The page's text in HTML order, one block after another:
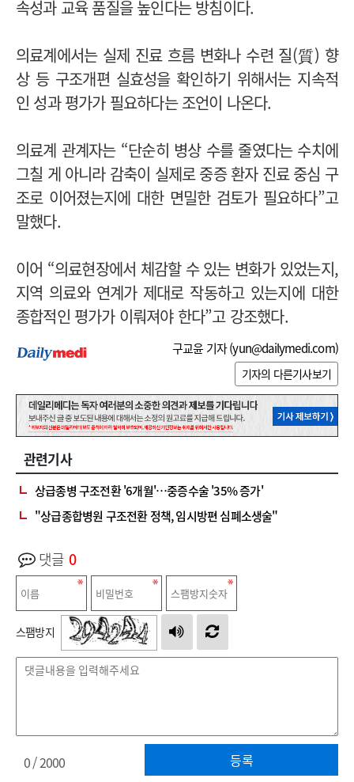
속성과 교육 품질을 높인다는 방침이다.
의료계에서는 실제 진료 흐름 변화나 수련 질(質) 향
상 등 구조개편 실효성을 확인하기 위해서는 지속적
인 성과 평가가 필요하다는 조언이 나온다.
의료계 관계자는 “단순히 병상 수를 줄였다는 수치에
그칠 게 아니라 감축이 실제로 중증 환자 진료 중심 구
조로 이어졌는지에 대한 면밀한 검토가 필요하다”고
말했다.
이어 “의료현장에서 체감할 수 있는 변화가 있었는지,
지역 의료와 연계가 제대로 작동하고 있는지에 대한
종합적인 평가가 이뤄져야 한다”고 강조했다.
구교윤 기자 (yun@dailymedi.com)
기자의 다른기사보기
관련기사
상급종병 구조전환 '6개월'…중증수술 '35% 증가'
" 상급종합병원 구조전환 정책, 임시방편 심폐소생술"
댓글 0
스팸방지
등록
0/ 2000